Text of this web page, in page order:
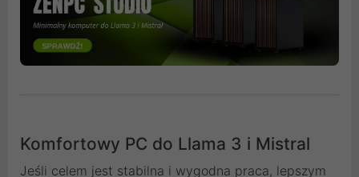
Komfortowy PC do Llama 3 i Mistral
Jeśli celem jest stabilna i wygodna praca, lepszym